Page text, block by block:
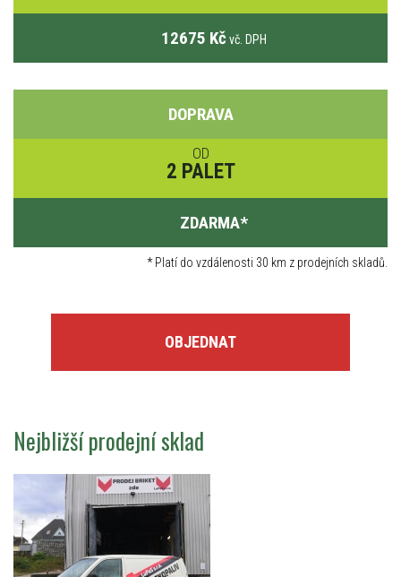
12675 Kč vč. DPH
DOPRAVA
OD
2 PALET
ZDARMA*
*Platí do vzdálenosti 30 km z prodejních skladů.
OBJEDNAT
Nejbližší prodejní sklad